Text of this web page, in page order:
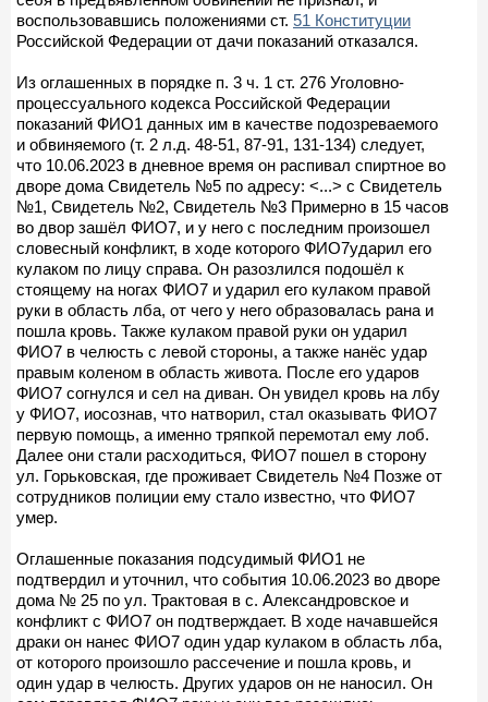
воспользовавшись положениями ст. 51 Конституции
Российской Федерации от дачи показаний отказался.
Из оглашенных в порядке п. 3 ч. 1 ст. 276 Уголовно-
процессуального кодекса Российской Федерации
показаний ФИО1 данных им в качестве подозреваемого
и обвиняемого (т. 2 л.д. 48-51, 87-91, 131-134) следует,
что 10.06.2023 в дневное время он распивал спиртное во
дворе дома Свидетель №5 по адресу: <...> с Свидетель
№1, Свидетель №2, Свидетель №3 Примерно в 15 часов
во двор зашёл ФИО7, и у него с последним произошел
словесный конфликт, в ходе которого ФИО7ударил его
кулаком по лицу справа. Он разозлился подошёл к
стоящему на ногах ФИО7 и ударил его кулаком правой
руки в область лба, от чего у него образовалась рана и
пошла кровь. Также кулаком правой руки он ударил
ФИО7 в челюсть с левой стороны, а также нанёс удар
правым коленом в область живота. После его ударов
ФИО7 согнулся и сел на диван. Он увидел кровь на лбу
у ФИО7, иосознав, что натворил, стал оказывать ФИО7
первую помощь, а именно тряпкой перемотал ему лоб.
Далее они стали расходиться, ФИО7 пошел в сторону
ул. Горьковская, где проживает Свидетель №4 Позже от
сотрудников полиции ему стало известно, что ФИО7
умер.
Оглашенные показания подсудимый ФИО1 не
подтвердил и уточнил, что события 10.06.2023 во дворе
дома № 25 по ул. Трактовая в с. Александровское и
конфликт с ФИО7 он подтверждает. В ходе начавшейся
драки он нанес ФИО7 один удар кулаком в область лба,
от которого произошло рассечение и пошла кровь, и
один удар в челюсть. Других ударов он не наносил. Он